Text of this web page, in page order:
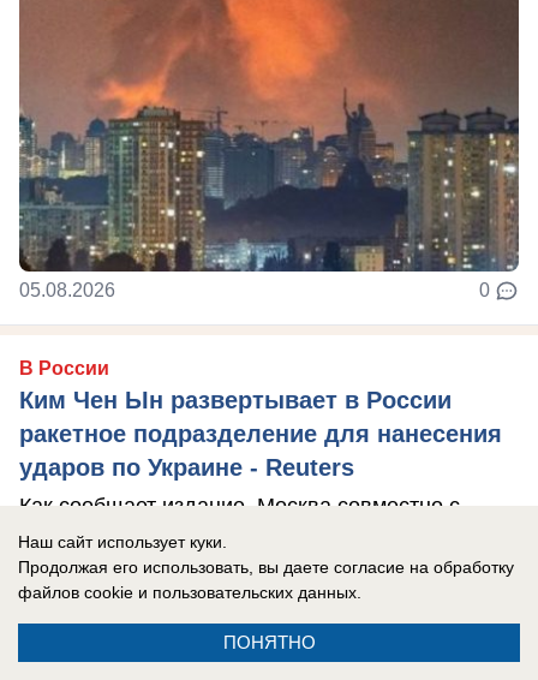
05.08.2026 0
В России
Ким Чен Ын развертывает в России
ракетное подразделение для нанесения
ударов по Украине - Reuters
Как сообщает издание, Москва совместно с
Пхеньяном якобы разворачивает в Воронежской
области ракетное подразделение.
Наш сайт использует куки.
Продолжая его использовать, вы даете согласие на обработку
файлов cookie и пользовательских данных.
ПОНЯТНО